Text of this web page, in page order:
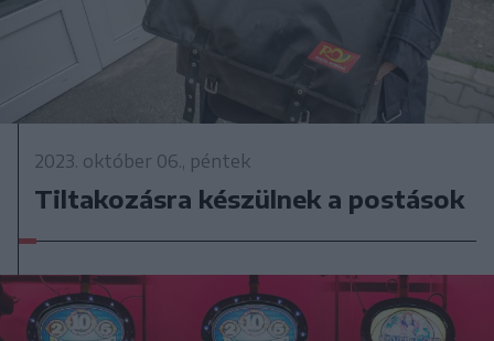
2023. október 06., péntek
Tiltakozásra készülnek a postások